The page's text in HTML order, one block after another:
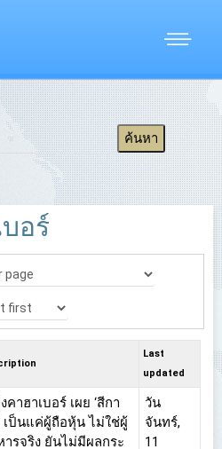
อร์
Last
updated
คาฮาเบอร์ เผย ‘สีกา
เป็นแค่ผู้ถือหุ้น ไม่ใช่ผู้
ารจริง ยันไม่มีผลกระ
วัน
จันทร์,
11